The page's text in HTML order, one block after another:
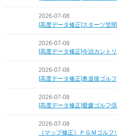
2026-07-08
[高度データ修正]スターツ笠
2026-07-08
[高度データ修正]今治カント
2026-07-08
[高度データ修正]奥道後ゴル
2026-07-08
[高度データ修正]愛媛ゴルフ
2026-07-08
［マップ修正］ＰＧＭゴルフ